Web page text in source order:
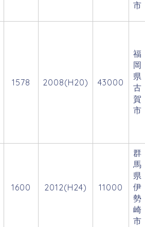
市
1578 2008(H20) 43000
福
岡
県
古
賀
市
1600 2012(H24) 11000
群
馬
県
伊
勢
崎
市